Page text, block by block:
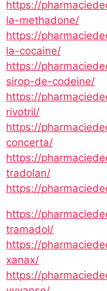
https://
la-methadone/
https://
la-cocaine/
https://
sirop-de-codeine/
https://
rivotril/
https://
concerta/
https://
tradolan/
https://
https://
tramadol/
https://
xanax/
https://